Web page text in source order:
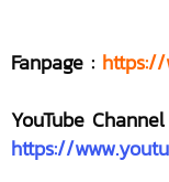
Fanpage :
YouTube Channel
https://